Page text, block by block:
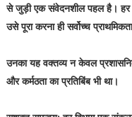
से जुड़ी एक संवेदनशील पहल है।
उसे पूरा करना ही सर्वोच्च
उनका यह वक्तव्य न केवल
और कर्मठता का प्रतिबिंब भी था।